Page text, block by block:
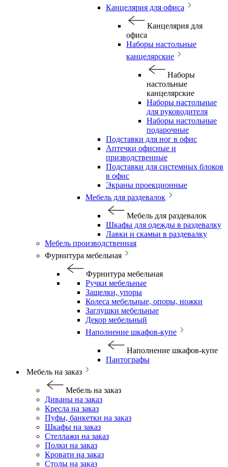
Канцелярия для офиса
Канцелярия для
офиса
Наборы настольные
канцелярские
Наборы
настольные
канцелярские
Наборы настольные
для руководителя
Наборы настольные
подарочные
Подставки для ног в офис
Аптечки офисные и
призводственные
Подставки для системных блоков
в офис
Экраны проекционные
Мебель для раздевалок
Мебель для раздевалок
Шкафы для одежды в раздевалку
Лавки и скамьи в раздевалку
Мебель производственная
Фурнитура мебельная
Фурнитура мебельная
Ручки мебельные
Защелки, упоры
Колеса мебельные, опоры, ножки
Заглушки мебельные
Декор мебельный
Наполнение шкафов-купе
Наполнение шкафов-купе
Пантографы
Мебель на заказ
Мебель на заказ
Диваны на заказ
Кресла на заказ
Пуфы, банкетки на заказ
Шкафы на заказ
Стеллажи на заказ
Полки на заказ
Кровати на заказ
Столы на заказ